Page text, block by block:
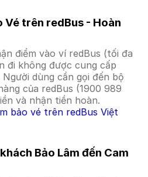
Vé trên redBus - Hoàn
điểm vào ví redBus (tối đa
đi không được cung cấp
dùng cần gọi đến bộ
của redBus (1900 989
và nhận tiền hoàn.
bảo vé trên redBus Việt
Bảo Lâm đến Cam